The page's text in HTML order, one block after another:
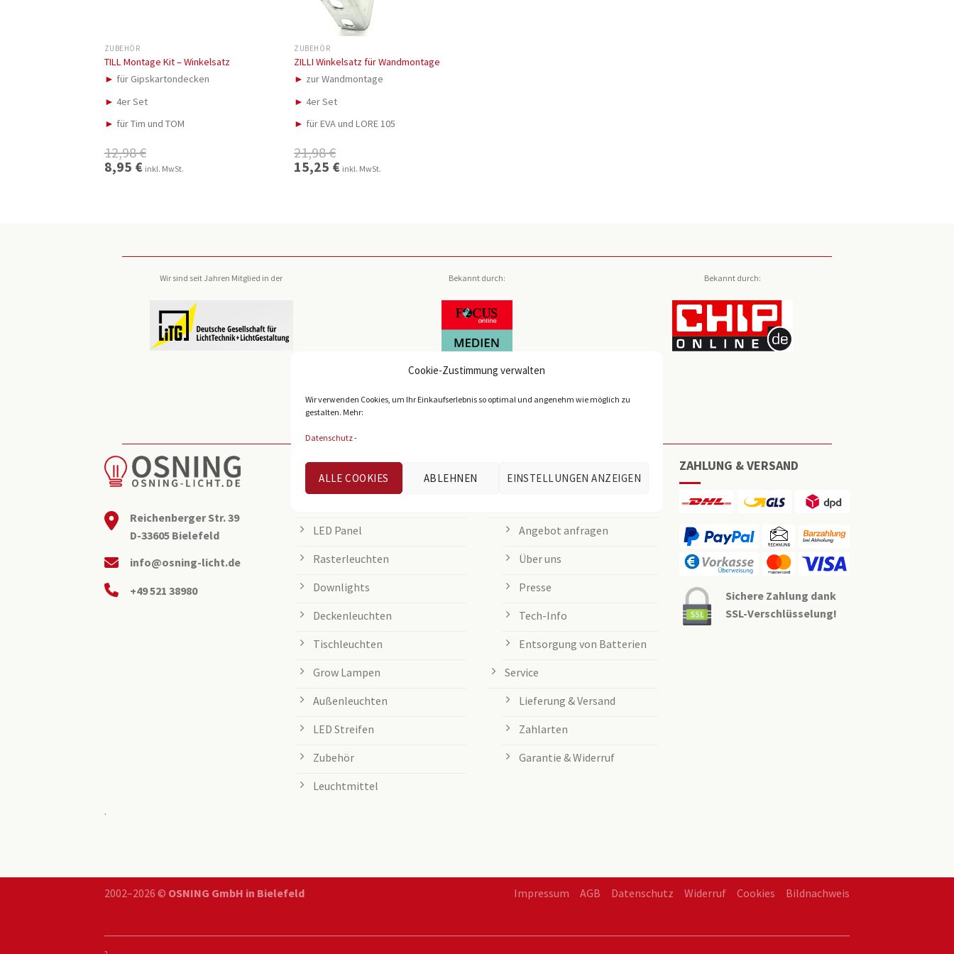
Cookie-Zustimmung verwalten
Wir verwenden Cookies, um Ihr Einkaufserlebnis so optimal und angenehm wie möglich zu
gestalten. Mehr:
Datenschutz-
ALLE COOKIES ABLEHNEN EINSTELLUNGEN ANZEIGEN
ZUBEHÖR
TILL Montage Kit – Winkelsatz
► für Gipskartondecken
► 4er Set
► für Tim und TOM
12,98€
Ursprünglicher
Preis
8,95 €Aktueller
Preis
inkl. MwSt.
ZUBEHÖR
ZILLI Winkelsatz für Wandmontage
► zur Wandmontage
► 4er Set
► für EVA und LORE 105
21,98€
Ursprünglicher
Preis
15,25 € Aktueller
Preis
inkl. MwSt.
Wir sind seit Jahren Mitglied in der Bekannt durch: Bekannt durch:
Reichenberger Str. 39
D-33605 Bielefeld
info@osning-licht.de
+49 521 38980
BELIEBTE KATEGORIEN
LED Panel
Rasterleuchten
Downlights
Deckenleuchten
Tischleuchten
Grow Lampen
Außenleuchten
LED Streifen
Zubehör
Leuchtmittel
Angebot anfragen
Über uns
Presse
Tech-Info
Entsorgung von Batterien
Service
Lieferung & Versand
Zahlarten
Garantie & Widerruf
ZAHLUNG & VERSAND
Sichere Zahlung dank
SSL-Verschlüsselung!
.
2002–2026 © OSNING GmbH in Bielefeld Impressum AGB Datenschutz Widerruf Cookies Bildnachweis